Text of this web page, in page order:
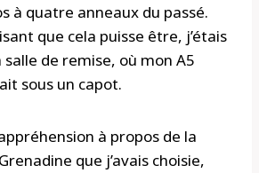
à quatre anneaux du passé.
que cela puisse être, j’étais
de remise, où mon A5
sous un capot.
à propos de la
que j’avais choisie,